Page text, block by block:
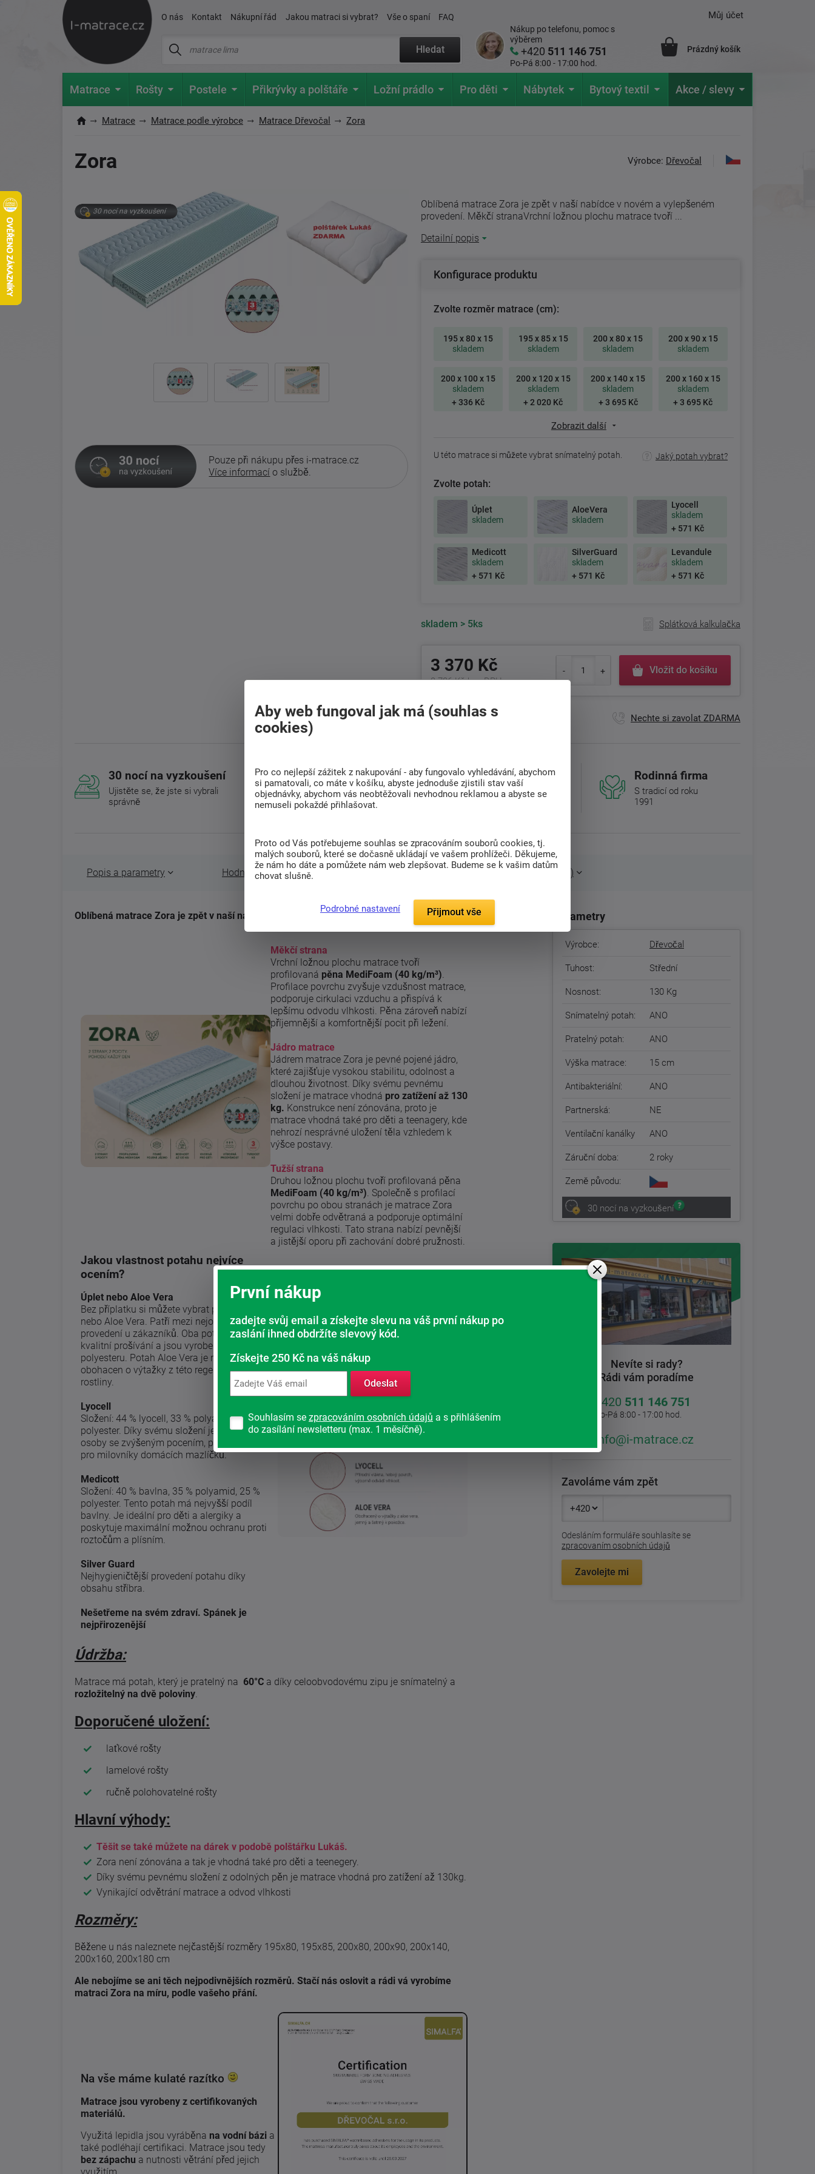
O nás Kontakt Nákupní řád Jakou matraci si vybrat? Vše o spaní FAQ
Hledat
Nákup po telefonu, pomoc s
výběrem
+420 511 146 751
Po-Pá 8:00 - 17:00 hod.
Můj účet
Prázdný košík
Matrace Rošty Postele Přikrývky a polštáře Ložní prádlo Pro děti Nábytek Bytový textil Akce / slevy
Matrace Matrace podle výrobce Matrace Dřevočal Zora
Zora Výrobce: Dřevočal
30 nocí na vyzkoušení
Pouze při nákupu přes i-matrace.cz
Více informací o službě.
Oblíbená matrace Zora je zpět v naší nabídce v novém a vylepšeném
provedení. Měkčí stranaVrchní ložnou plochu matrace tvoří ...
Detailní popis
Konfigurace produktu
Zvolte rozměr matrace (cm):
195 x 80 x 15
skladem
195 x 85 x 15
skladem
200 x 80 x 15
skladem
200 x 90 x 15
skladem
200 x 100 x 15
skladem
+ 336 Kč
200 x 120 x 15
skladem
+ 2 020 Kč
200 x 140 x 15
skladem
+ 3 695 Kč
200 x 160 x 15
skladem
+ 3 695 Kč
Zobrazit další
U této matrace si můžete vybrat snímatelný potah. Jaký potah vybrat?
Zvolte potah:
Úplet
skladem
AloeVera
skladem
Lyocell
skladem
+ 571 Kč
Medicott
skladem
+ 571 Kč
SilverGuard
skladem
+ 571 Kč
Levandule
skladem
+ 571 Kč
skladem > 5ks Splátková kalkulačka
3 370 Kč
2 786 Kč bez DPH
Vložit do košíku
+420 511 146 751 Nechte si zavolat ZDARMA
30 nocí na vyzkoušení
Ujistěte se, že jste si vybrali
správně
Doprava
ZDARMA
Při nákupu nad 6 000
Kč
Rádi poradíme s
výběrem
Rodinná firma
S tradicí od roku
1991
Popis a parametry Hodnocení (1) Nejčastější dotazy (2) Související zboží (3)
Oblíbená matrace Zora je zpět v naší nabídce v novém a vylepšeném provedení.
Měkčí strana
Vrchní ložnou plochu matrace tvoří
profilovaná pěna MediFoam (40 kg/m³)
Profilace povrchu zvyšuje vzdušnost matrace,
podporuje cirkulaci vzduchu a přispívá k
lepšímu odvodu vlhkosti. Pěna zároveň nabízí
příjemnější a komfortnější pocit při ležení.
Jádro matrace
Jádrem matrace Zora je pevné pojené jádro,
které zajišťuje vysokou stabilitu, odolnost a
dlouhou životnost. Díky svému pevnému
složení je matrace vhodná pro zatížení až 130
kg. Konstrukce není zónována, proto je
matrace vhodná také pro děti a teenagery, kde
nehrozí nesprávné uložení těla vzhledem k
výšce postavy.
Tužší strana
Druhou ložnou plochu tvoří profilovaná pěna
MediFoam (40 kg/m³) . Společně s profilací
povrchu po obou stranách je matrace Zora
velmi dobře odvětraná a podporuje optimální
regulaci vlhkosti. Tato strana nabízí pevnější
a jistější oporu při zachování dobré pružnosti.
Jakou vlastnost potahu nejvíce
ocením?
Úplet nebo Aloe Vera
Bez příplatku si můžete vybrat potah Úplet
nebo Aloe Vera. Patří mezi nejoblíbenější
provedení u zákazníků. Oba potahy mají
kvalitní prošívání a jsou vyrobeny ze 100%
polyesteru. Potah Aloe Vera je navíc
obohacen o výtažky z této regenerační
rostliny.
Lyocell
Složení: 44 % lyocell, 33 % polyamid, 23 %
polyester. Díky svému složení je ideální pro
osoby se zvýšeným pocením, pro děti nebo
pro milovníky domácích mazlíčků.
Medicott
Složení: 40 % bavlna, 35 % polyamid, 25 %
polyester. Tento potah má nejvyšší podíl
bavlny. Je ideální pro děti a alergiky a
poskytuje maximální možnou ochranu proti
roztočům a plísním.
Silver Guard
Nejhygieničtější provedení potahu díky
obsahu stříbra.
Nešetřeme na svém zdraví. Spánek je
nejpřirozenější
Údržba:
Matrace má potah, který je pratelný na 60°C a díky celoobvodovému zipu je snímatelný a
rozložitelný na dvě poloviny.
Doporučené uložení:
laťkové rošty
lamelové rošty
ručně polohovatelné rošty
Hlavní výhody:
Těšit se také můžete na dárek v podobě polštářku Lukáš.
Zora není zónována a tak je vhodná také pro děti a teenegery.
Díky svému pevnému složení z odolných pěn je matrace vhodná pro zatížení až 130kg.
Vynikající odvětrání matrace a odvod vlhkosti
Rozměry:
Běžene u nás naleznete nejčastější rozměry 195x80, 195x85, 200x80, 200x90, 200x140,
200x160, 200x180 cm
Ale nebojíme se ani těch nejpodivnějších rozměrů. Stačí nás oslovit a rádi vá vyrobíme
matraci Zora na míru, podle vašeho přání.
Na vše máme kulaté razítko
Matrace jsou vyrobeny z certifikovaných
materiálů.
Využitá lepidla jsou vyráběna na vodní bázi a
také podléhají certifikaci. Matrace jsou tedy
bez zápachu a nutnosti větrání před jejich
Parametry
Výrobce: Dřevočal
Tuhost: Střední
Nosnost: 130 Kg
Snímatelný potah: ANO
Pratelný potah: ANO
Výška matrace: 15 cm
Antibakteriální: ANO
Partnerská: NE
Ventilační kanálky ANO
Záruční doba: 2 roky
Země původu:
30 nocí na vyzkoušení
Nevíte si rady?
Rádi vám poradíme
+420 511 146 751
Po-Pá 8:00 - 17:00 hod.
info@i-matrace.cz
Zavoláme vám zpět
Odesláním formuláře souhlasíte se
zpracovaním osobních údajů
Zavolejte mi
První nákup
zadejte svůj email a získejte slevu na váš první nákup po
zaslání ihned obdržíte slevový kód.
Získejte 250 Kč na váš nákup
Odeslat
Souhlasím se zpracováním osobních údajů a s přihlášením
do zasílání newsletteru (max. 1 měsíčně).
Aby web fungoval jak má (souhlas s
cookies)
Pro co nejlepší zážitek z nakupování - aby fungovalo vyhledávání, abychom
si pamatovali, co máte v košíku, abyste jednoduše zjistili stav vaší
objednávky, abychom vás neobtěžovali nevhodnou reklamou a abyste se
nemuseli pokaždé přihlašovat.
Proto od Vás potřebujeme souhlas se zpracováním souborů cookies, tj.
malých souborů, které se dočasně ukládají ve vašem prohlížeči. Děkujeme,
že nám ho dáte a pomůžete nám web zlepšovat. Budeme se k vašim datům
chovat slušně.
Podrobné nastavení Přijmout vše